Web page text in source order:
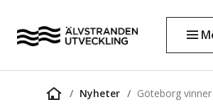
Startsida
Nyheter Göteborg